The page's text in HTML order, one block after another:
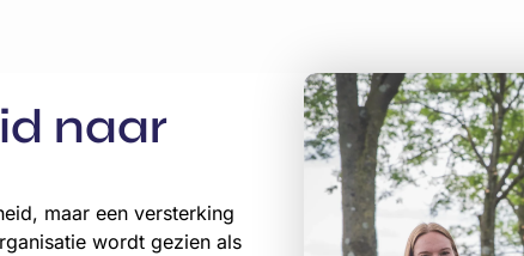
naar
maar een versterking
wordt gezien als